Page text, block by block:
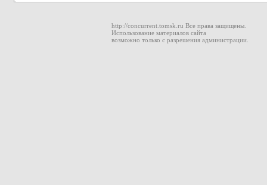
http://concurrent.tomsk.ru Все права защищены.
Использование материалов сайта
возможно только с разрешения администрации.